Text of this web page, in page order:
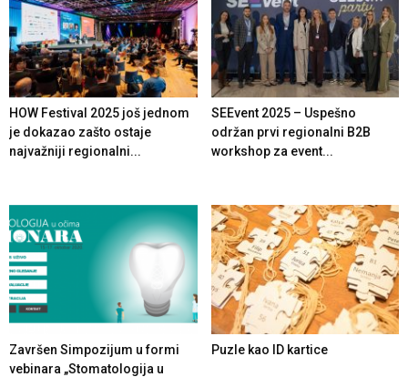
HOW Festival 2025 još jednom
je dokazao zašto ostaje
najvažniji regionalni...
SEEvent 2025 – Uspešno
održan prvi regionalni B2B
workshop za event...
Završen Simpozijum u formi
vebinara „Stomatologija u
Puzle kao ID kartice